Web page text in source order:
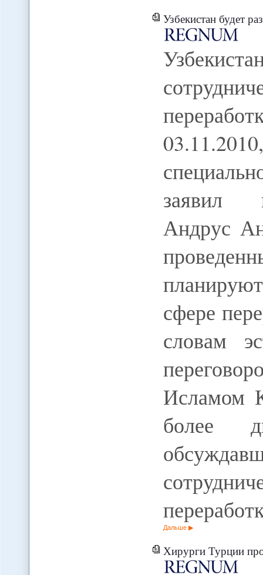
Узбекистан будет развивать
заявил
Андрус
сфере
словам
Исламом
более
Дальше
Хирурги Турции